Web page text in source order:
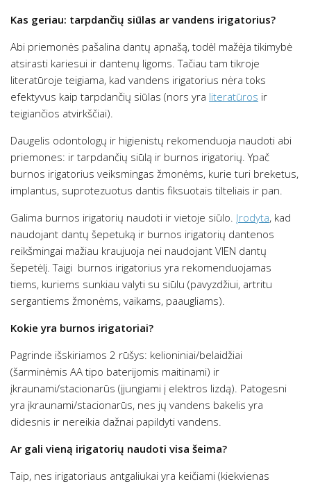
Kas geriau: tarpdančių siūlas ar vandens irigatorius?
Abi priemonės pašalina dantų apnašą, todėl mažėja tikimybė
atsirasti kariesui ir dantenų ligoms. Tačiau tam tikroje
literatūroje teigiama, kad vandens irigatorius nėra toks
efektyvus kaip tarpdančių siūlas (nors yra literatūros ir
teigiančios atvirkščiai).
Daugelis odontologų ir higienistų rekomenduoja naudoti abi
priemones: ir tarpdančių siūlą ir burnos irigatorių. Ypač
burnos irigatorius veiksmingas žmonėms, kurie turi breketus,
implantus, suprotezuotus dantis fiksuotais tilteliais ir pan.
Galima burnos irigatorių naudoti ir vietoje siūlo. Įrodyta, kad
naudojant dantų šepetuką ir burnos irigatorių dantenos
reikšmingai mažiau kraujuoja nei naudojant VIEN dantų
šepetėlį. Taigi burnos irigatorius yra rekomenduojamas
tiems, kuriems sunkiau valyti su siūlu (pavyzdžiui, artritu
sergantiems žmonėms, vaikams, paaugliams).
Kokie yra burnos irigatoriai?
Pagrinde išskiriamos 2 rūšys: kelioniniai/belaidžiai
(šarminėmis AA tipo baterijomis maitinami) ir
įkraunami/stacionarūs (įjungiami į elektros lizdą). Patogesni
yra įkraunami/stacionarūs, nes jų vandens bakelis yra
didesnis ir nereikia dažnai papildyti vandens.
Ar gali vieną irigatorių naudoti visa šeima?
Taip, nes irigatoriaus antgaliukai yra keičiami (kiekvienas